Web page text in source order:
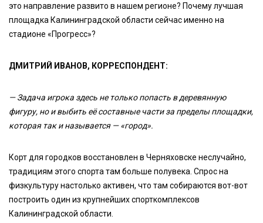
это направление развито в нашем регионе? Почему лучшая
площадка Калининградской области сейчас именно на
стадионе «Прогресс»?
ДМИТРИЙ ИВАНОВ, КОРРЕСПОНДЕНТ:
— Задача игрока здесь не только попасть в деревянную
фигуру, но и выбить её составные части за пределы площадки,
которая так и называется — «город».
Корт для городков восстановлен в Черняховске неслучайно,
традициям этого спорта там больше полувека. Спрос на
физкультуру настолько активен, что там собираются вот-вот
построить один из крупнейших спорткомплексов
Калининградской области.